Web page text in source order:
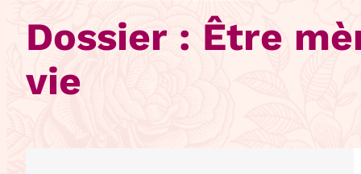
Actus au féminin
Astuces
Dossier : Être
vie